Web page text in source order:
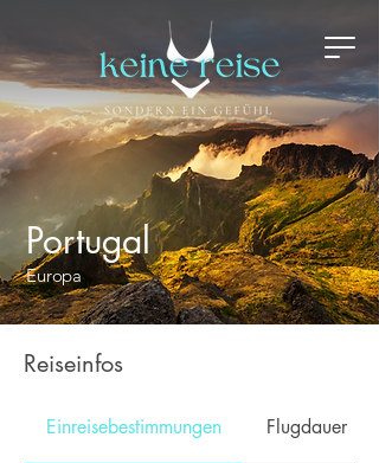
Portugal
Europa
Reiseinfos
Einreisebestimmungen Flugdauer